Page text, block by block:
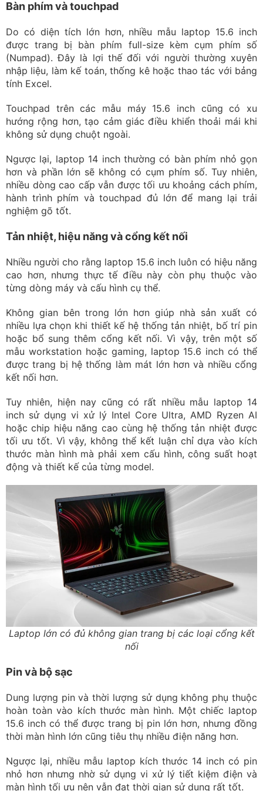
Bàn phím và touchpad
Do có diện tích lớn hơn, nhiều mẫu laptop 15.6 inch
được trang bị bàn phím full-size kèm cụm phím số
(Numpad). Đây là lợi thế đối với người thường xuyên
nhập liệu, làm kế toán, thống kê hoặc thao tác với bảng
tính Excel.
Touchpad trên các mẫu máy 15.6 inch cũng có xu
hướng rộng hơn, tạo cảm giác điều khiển thoải mái khi
không sử dụng chuột ngoài.
Ngược lại, laptop 14 inch thường có bàn phím nhỏ gọn
hơn và phần lớn sẽ không có cụm phím số. Tuy nhiên,
nhiều dòng cao cấp vẫn được tối ưu khoảng cách phím,
hành trình phím và touchpad đủ lớn để mang lại trải
nghiệm gõ tốt.
Tản nhiệt, hiệu năng và cổng kết nối
Nhiều người cho rằng laptop 15.6 inch luôn có hiệu năng
cao hơn, nhưng thực tế điều này còn phụ thuộc vào
từng dòng máy và cấu hình cụ thể.
Không gian bên trong lớn hơn giúp nhà sản xuất có
nhiều lựa chọn khi thiết kế hệ thống tản nhiệt, bố trí pin
hoặc bổ sung thêm cổng kết nối. Vì vậy, trên một số
mẫu workstation hoặc gaming, laptop 15.6 inch có thể
được trang bị hệ thống làm mát lớn hơn và nhiều cổng
kết nối hơn.
Tuy nhiên, hiện nay cũng có rất nhiều mẫu laptop 14
inch sử dụng vi xử lý Intel Core Ultra, AMD Ryzen AI
hoặc chip hiệu năng cao cùng hệ thống tản nhiệt được
tối ưu tốt. Vì vậy, không thể kết luận chỉ dựa vào kích
thước màn hình mà phải xem cấu hình, công suất hoạt
động và thiết kế của từng model.
Laptop lớn có đủ không gian trang bị các loại cổng kết
nối
Pin và bộ sạc
Dung lượng pin và thời lượng sử dụng không phụ thuộc
hoàn toàn vào kích thước màn hình. Một chiếc laptop
15.6 inch có thể được trang bị pin lớn hơn, nhưng đồng
thời màn hình lớn cũng tiêu thụ nhiều điện năng hơn.
Ngược lại, nhiều mẫu laptop kích thước 14 inch có pin
nhỏ hơn nhưng nhờ sử dụng vi xử lý tiết kiệm điện và
màn hình tối ưu nên vẫn đạt thời gian sử dụng rất tốt.